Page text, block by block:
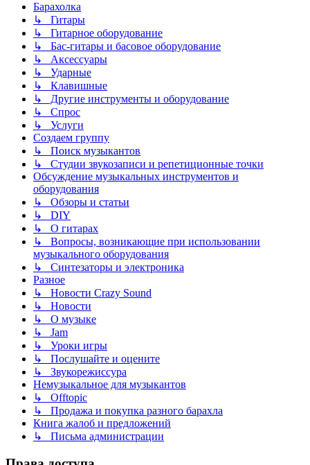
Барахолка
↳ Гитары
↳ Гитарное оборудование
↳ Бас-гитары и басовое оборудование
↳ Аксессуары
↳ Ударные
↳ Клавишные
↳ Другие инструменты и оборудование
↳ Спрос
↳ Услуги
Создаем группу
↳ Поиск музыкантов
↳ Студии звукозаписи и репетиционные точки
Обсуждение музыкальных инструментов и
оборудования
↳ Обзоры и статьи
↳ DIY
↳ О гитарах
↳ Вопросы, возникающие при использовании
музыкального оборудования
↳ Синтезаторы и электроника
Разное
↳ Новости Crazy Sound
↳ Новости
↳ О музыке
↳ Jam
↳ Уроки игры
↳ Послушайте и оцените
↳ Звукорежиссура
Немузыкальное для музыкантов
↳ Offtopic
↳ Продажа и покупка разного барахла
Книга жалоб и предложений
↳ Письма администрации